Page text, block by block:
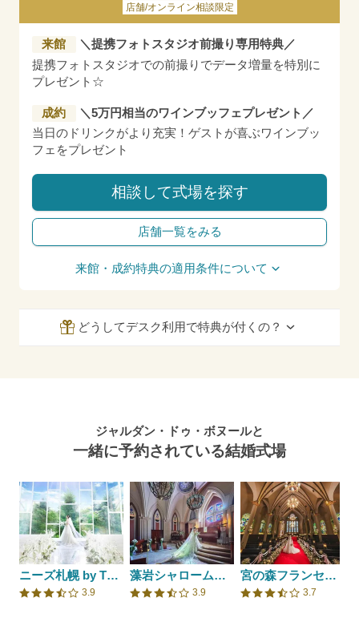
店舗/オンライン相談限定
来館
＼提携フォトスタジオ前撮り専用特典／
提携フォトスタジオでの前撮りでデータ増量を特別に
プレゼント☆
成約
＼5万円相当のワインブッフェプレゼント／
当日のドリンクがより充実！ゲストが喜ぶワインブッ
フェをプレゼント
相談して式場を探す
店舗一覧をみる
来館・成約特典の適用条件について
どうしてデスク利用で特典が付くの？
ジャルダン・ドゥ・ボヌールと
一緒に予約されている結婚式場
ニーズ札幌 by T&G WEDDING(旧 ヒルサイドクラブ迎賓館 札幌)
口コミ評価
3.9
藻岩シャローム教会
口コミ評価
3.9
宮の森フランセス教会
口コミ評価
3.7